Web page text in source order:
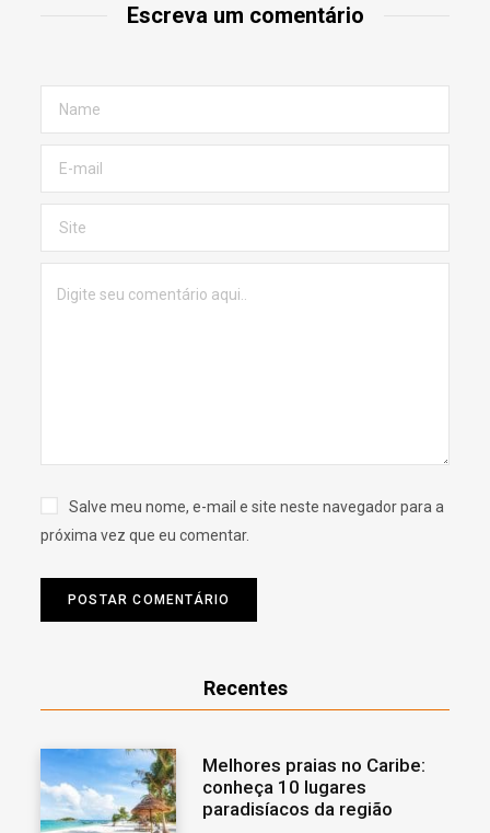
Escreva um comentário
Salve meu nome, e-mail e site neste navegador para a
próxima vez que eu comentar.
Recentes
Melhores praias no Caribe:
conheça 10 lugares
paradisíacos da região